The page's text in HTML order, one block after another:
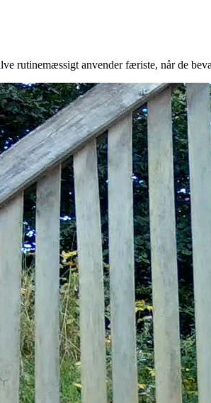
rutinemæssigt anvender færiste, når de